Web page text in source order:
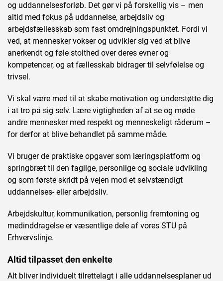
og uddannelsesforløb. Det gør vi på forskellig vis – men
altid med fokus på uddannelse, arbejdsliv og
arbejdsfællesskab som fast omdrejningspunktet. Fordi vi
ved, at mennesker vokser og udvikler sig ved at blive
anerkendt og føle stolthed over deres evner og
kompetencer, og at fællesskab bidrager til selvfølelse og
trivsel.
Vi skal være med til at skabe motivation og understøtte dig
i at tro på sig selv. Lære vigtigheden af at se og møde
andre mennesker med respekt og menneskeligt råderum –
for derfor at blive behandlet på samme måde.
Vi bruger de praktiske opgaver som læringsplatform og
springbræt til den faglige, personlige og sociale udvikling
og som første skridt på vejen mod et selvstændigt
uddannelses- eller arbejdsliv.
Arbejdskultur, kommunikation, personlig fremtoning og
medinddragelse er væsentlige dele af vores STU på
Erhvervslinje.
Altid tilpasset den enkelte
Alt bliver individuelt tilrettelagt i alle uddannelsesplaner ud